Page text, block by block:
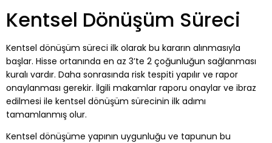
Kentsel Dönüşüm Süreci
Kentsel dönüşüm süreci ilk olarak bu kararın alınmasıyla
başlar. Hisse ortanında en az 3’te 2 çoğunluğun sağlanması
kuralı vardır. Daha sonrasında risk tespiti yapılır ve rapor
onaylanması gerekir. İlgili makamlar raporu onaylar ve ibraz
edilmesi ile kentsel dönüşüm sürecinin ilk adımı
tamamlanmış olur.
Kentsel dönüşüme yapının uygunluğu ve tapunun bu